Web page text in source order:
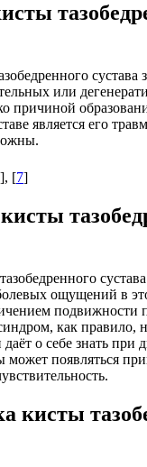
сустава
или
причиной
является его
], [7]
ощущений в
подвижности
как правило,
даёт о себе знать
может появляться
кисты